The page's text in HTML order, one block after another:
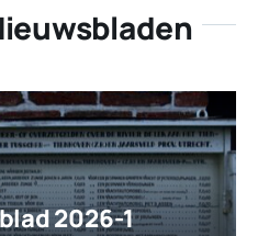
2026-1